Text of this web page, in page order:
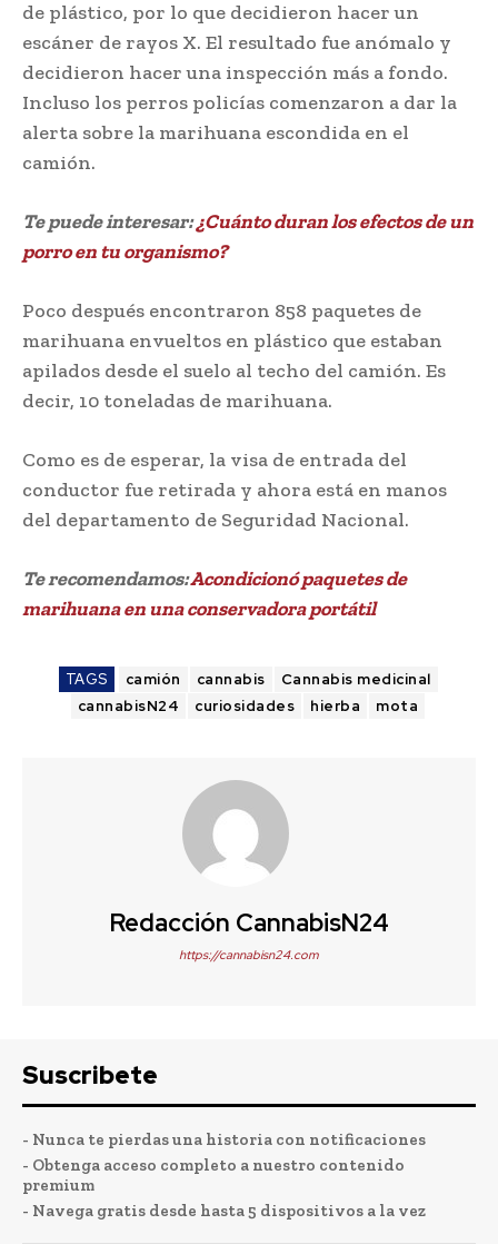
de plástico, por lo que decidieron hacer un
escáner de rayos X. El resultado fue anómalo y
decidieron hacer una inspección más a fondo.
Incluso los perros policías comenzaron a dar la
alerta sobre la marihuana escondida en el
camión.
Te puede interesar:¿Cuánto duran los efectos de un
porro en tu organismo?
Poco después encontraron 858 paquetes de
marihuana envueltos en plástico que estaban
apilados desde el suelo al techo del camión. Es
decir, 10 toneladas de marihuana.
Como es de esperar, la visa de entrada del
conductor fue retirada y ahora está en manos
del departamento de Seguridad Nacional.
Te recomendamos:Acondicionó paquetes de
marihuana en una conservadora portátil
TAGS camión cannabis
Cannabis medicinal
cannabisN24
curiosidades hierba mota
Redacción CannabisN24
https://cannabisn24.com
Suscribete
- Nunca te pierdas una historia con notificaciones
- Obtenga acceso completo a nuestro contenido
premium
- Navega gratis desde hasta 5 dispositivos a la vez